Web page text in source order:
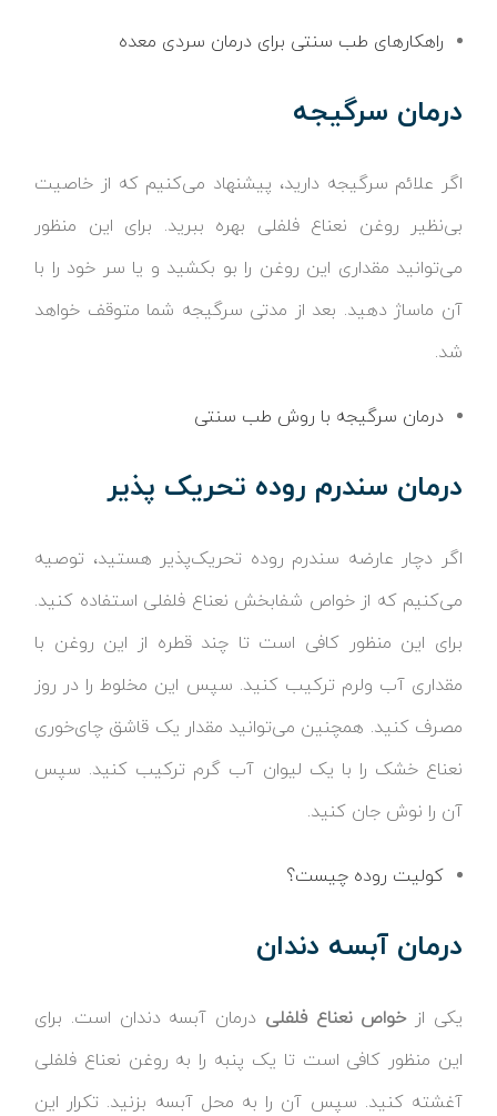
راهکارهای طب سنتی برای درمان سردی معده
درمان سرگیجه
اگر علائم سرگیجه دارید، پیشنهاد می‌کنیم که از خاصیت
بی‌نظیر روغن نعناع فلفلی بهره ببرید. برای این منظور
می‌توانید مقداری این روغن را بو بکشید و یا سر خود را با
آن ماساژ دهید. بعد از مدتی سرگیجه شما متوقف خواهد
شد.
درمان سرگیجه با روش طب سنتی
درمان سندرم روده تحریک پذیر
اگر دچار عارضه سندرم روده تحریک‌پذیر هستید، توصیه
می‌کنیم که از خواص شفابخش نعناع فلفلی استفاده کنید.
برای این منظور کافی است تا چند قطره از این روغن با
مقداری آب ولرم ترکیب کنید. سپس این مخلوط را در روز
مصرف کنید. همچنین می‌توانید مقدار یک قاشق چای‌خوری
نعناع خشک را با یک لیوان آب گرم ترکیب کنید. سپس
آن را نوش جان کنید.
کولیت روده چیست؟
درمان آبسه دندان
یکی ازخواص نعناع فلفلی درمان آبسه دندان است. برای
این منظور کافی است تا یک پنبه را به روغن نعناع فلفلی
آغشته کنید. سپس آن را به محل آبسه بزنید. تکرار این